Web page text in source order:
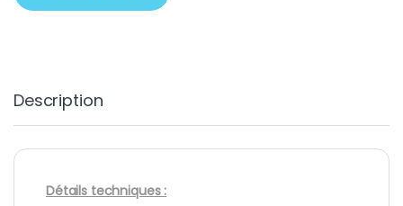
Description
Détails techniques :